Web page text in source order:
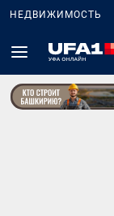
НЕДВИЖИМОСТЬ